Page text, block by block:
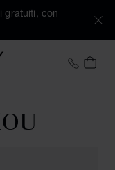
gratuiti, con
+39
IL